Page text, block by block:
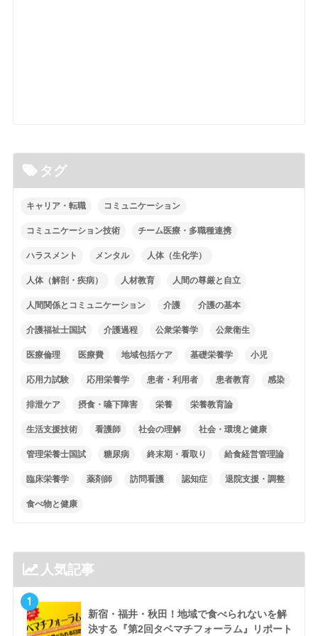
タグ
キャリア・転職 コミュニケーション
コミュニケーション技術 チーム医療・多職種連携
ハラスメント メンタル 人体（生化学）
人体（解剖・疾病） 人材教育 人間の尊厳と自立
人間関係とコミュニケーション 介護 介護の基本
介護福祉士国試 介護過程 公衆栄養学 公衆衛生
医療倫理 医療費 地域包括ケア 基礎栄養学 小児
応用力試験 応用栄養学 患者・利用者 患者教育 感染
排泄ケア 摂食・嚥下障害 栄養 栄養教育論
生活支援技術 看護師 社会の理解 社会・環境と健康
管理栄養士国試 糖尿病 終末期・看取り 給食経営管理論
臨床栄養学 薬剤師 訪問看護 認知症 退院支援・調整
食べ物と健康
人気記事
1
新宿・福井・秋田！地域で食べられないを解
決する『第2回タベマチフォーラム』リポート